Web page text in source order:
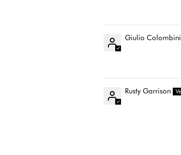
Giulio Colombini
Rusty Garrison